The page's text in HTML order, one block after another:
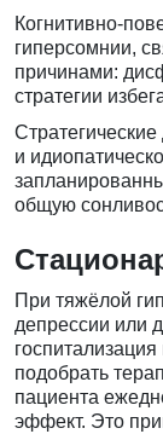
Когнитивно-
гиперсомнии,
причинами:
стратегии
и
общую
При тяжёлой
депрессии или
подобрать
пациента
эффект. Это